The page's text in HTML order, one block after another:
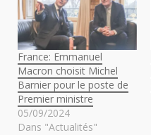
France: Emmanuel
Macron choisit Michel
Barnier pour le poste de
Premier ministre
05/09/2024
Dans "Actualités"